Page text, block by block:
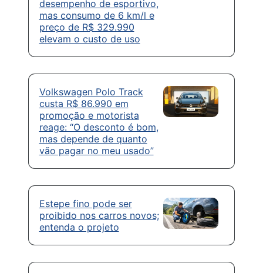
desempenho de esportivo,
mas consumo de 6 km/l e
preço de R$ 329.990
elevam o custo de uso
Volkswagen Polo Track
custa R$ 86.990 em
promoção e motorista
reage: “O desconto é bom,
mas depende de quanto
vão pagar no meu usado”
Estepe fino pode ser
proibido nos carros novos;
entenda o projeto